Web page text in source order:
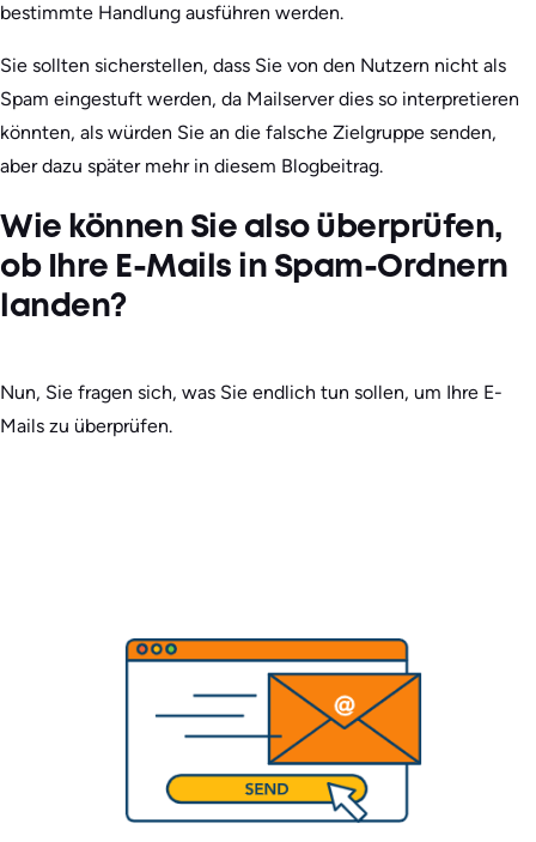
bestimmte Handlung ausführen werden.
Sie sollten sicherstellen, dass Sie von den Nutzern nicht als
Spam eingestuft werden, da Mailserver dies so interpretieren
könnten, als würden Sie an die falsche Zielgruppe senden,
aber dazu später mehr in diesem Blogbeitrag.
Wie können Sie also überprüfen,
ob Ihre E-Mails in Spam-Ordnern
landen?
Nun, Sie fragen sich, was Sie endlich tun sollen, um Ihre E-
Mails zu überprüfen.